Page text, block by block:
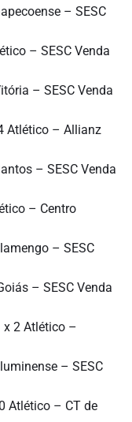
– SESC
– SESC Venda
– SESC Venda
Atlético – Allianz
– SESC Venda
– Centro
– SESC
– SESC Venda
2 Atlético –
– SESC
Atlético – CT de